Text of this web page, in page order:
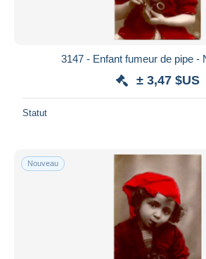
3147 - Enfant fumeur de pipe -
± 3,47 $US
Statut
Nouveau